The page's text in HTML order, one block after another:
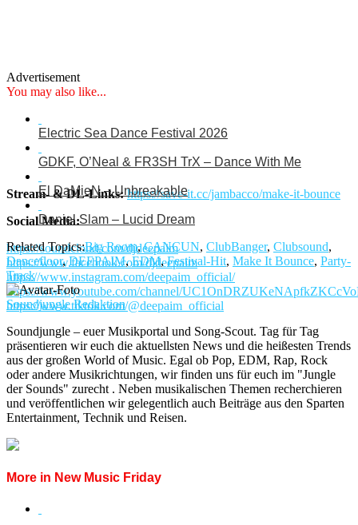
Stream- & DL-Links: https://save-it.cc/jambacco/make-it-bounce
Social Media:
https://soundcloud.com/djdeepaim
https://www.facebook.com/djdeepaim
https://www.instagram.com/deepaim_official/
https://www.youtube.com/channel/
https://www.tiktok.com/@deepaim_official
Advertisement
You may also like...
Electric Sea Dance Festival 2026
GDKF, O’Neal & FR3SH TrX – Dance With Me
El DaMieN – Unbreakable
Daniel Slam – Lucid Dream
Related Topics:Big Room,CANCUN, ClubBanger, Clubsound,
Dancefloor,DEEPAIM,EDM,Festival-Hit, Make It Bounce, Party-
Track
Soundjungle Redaktion
Soundjungle – euer Musikportal und Song-Scout. Tag für Tag
präsentieren wir euch die aktuellsten News und die heißesten Trends
aus der großen World of Music. Egal ob Pop, EDM, Rap, Rock
oder andere Musikrichtungen, wir finden uns für euch im "Jungle
der Sounds" zurecht . Neben musikalischen Themen recherchieren
und veröffentlichen wir gelegentlich auch Beiträge aus den Sparten
Entertainment, Technik und Reisen.
More in New Music Friday